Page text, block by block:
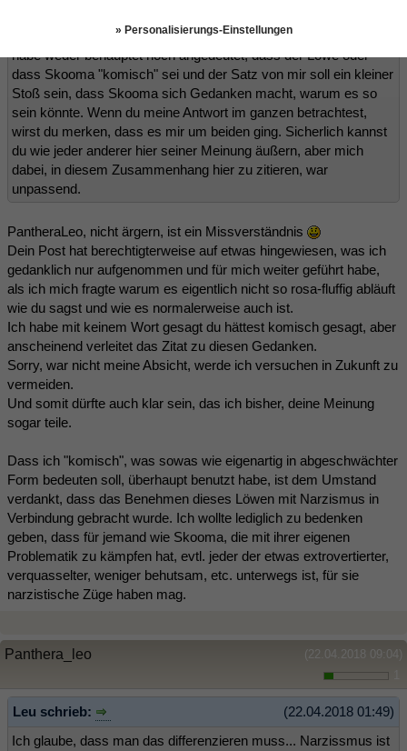
behauptet" das ist etwas nervig und anstrengend.
habe weder behauptet noch angedeutet, dass der Löwe oder
dass Skooma "komisch" sei und der Satz von mir soll ein kleiner
Stoß sein, dass Skooma sich Gedanken macht, warum es so
sein könnte. Wenn du meine Antwort im ganzen betrachtest,
wirst du merken, dass es mir um beiden ging. Sicherlich kannst
du wie jeder anderer hier seiner Meinung äußern, aber mich
dabei, in diesem Zusammenhang hier zu zitieren, war
unpassend.
PantheraLeo, nicht ärgern, ist ein Missverständnis
Dein Post hat berechtigterweise auf etwas hingewiesen, was ich
gedanklich nur aufgenommen und für mich weiter geführt habe,
als ich mich fragte warum es eigentlich nicht so rosa-fluffig abläuft
wie du sagst und wie es normalerweise auch ist.
Ich habe mit keinem Wort gesagt du hättest komisch gesagt, aber
anscheinend verleitet das Zitat zu diesen Gedanken.
Sorry, war nicht meine Absicht, werde ich versuchen in Zukunft zu
vermeiden.
Und somit dürfte auch klar sein, das ich bisher, deine Meinung
sogar teile.
Dass ich "komisch", was sowas wie eigenartig in abgeschwächter
Form bedeuten soll, überhaupt benutzt habe, ist dem Umstand
verdankt, dass das Benehmen dieses Löwen mit Narzismus in
Verbindung gebracht wurde. Ich wollte lediglich zu bedenken
geben, dass für jemand wie Skooma, die mit ihrer eigenen
Problematik zu kämpfen hat, evtl. jeder der etwas extrovertierter,
verquasselter, weniger behutsam, etc. unterwegs ist, für sie
narzistische Züge haben mag.
(22.04.2018 09:04)
Panthera_leo
(22.04.2018 01:49)
Leu schrieb:
Ich glaube, dass man das differenzieren muss... Narzissmus ist
» Personalisierungs-Einstellungen